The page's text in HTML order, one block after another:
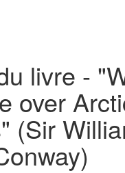
livre -
over
(Sir